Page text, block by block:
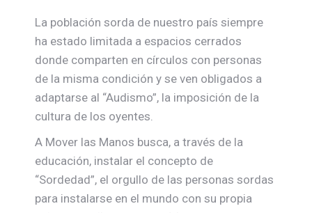
La población sorda de nuestro país siempre
ha estado limitada a espacios cerrados
donde comparten en círculos con personas
de la misma condición y se ven obligados a
adaptarse al “Audismo”, la imposición de la
cultura de los oyentes.
A Mover las Manos busca, a través de la
educación, instalar el concepto de
“Sordedad”, el orgullo de las personas sordas
para instalarse en el mundo con su propia